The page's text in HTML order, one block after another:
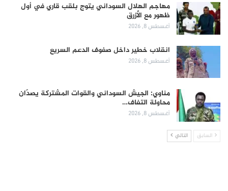
مهاجم الهلال السوداني يتوج بلقب قاري في أول
ظهور مع الأزرق
أغسطس 8, 2026
انقلاب خطير داخل صفوف الدعم السريع
أغسطس 8, 2026
مناوي: الجيش السوداني والقوات المشتركة يصدّان
محاولة التفاف…
أغسطس 8, 2026
السابق التالي